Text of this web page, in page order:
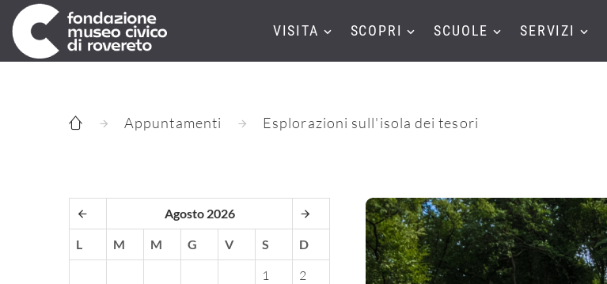
VISITA SCOPRI SCUOLE SERVIZI
Appuntamenti Esplorazioni sull'isola dei tesori
Agosto 2026
L M M G V S D
1
2